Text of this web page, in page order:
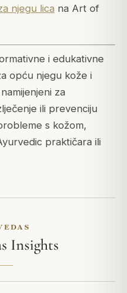
njegu lica na Art of
i edukativne
opću njegu kože i
za
ili prevenciju
s kožom,
praktičara ili
Insights